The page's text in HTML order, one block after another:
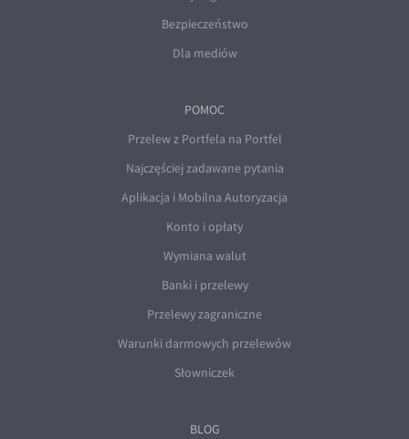
Bezpieczeństwo
Dla mediów
POMOC
Przelew z Portfela na Portfel
Najczęściej zadawane pytania
Aplikacja i Mobilna Autoryzacja
Konto i opłaty
Wymiana walut
Banki i przelewy
Przelewy zagraniczne
Warunki darmowych przelewów
Słowniczek
BLOG